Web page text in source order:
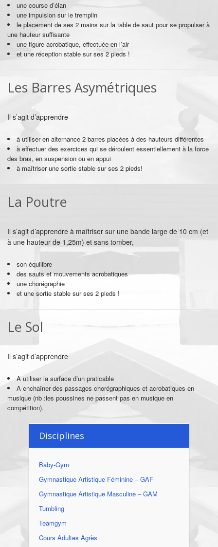
une course d’élan
une impulsion sur le tremplin
le placement de ses 2 mains sur la table de saut pour se propulser à
une hauteur suffisante
une figure acrobatique, effectuée en l’air
et une réception stable sur ses 2 pieds !
Les Barres Asymétriques
Il s’agit d’apprendre
à utiliser en alternance 2 barres placées à des hauteurs différentes
à effectuer des exercices qui se déroulent essentiellement à la force
des bras, en suspension ou en appui
à maîtriser une sortie stable sur ses 2 pieds!
La Poutre
Il s’agit d’apprendre à maîtriser sur une bande large de 10 cm (et
à une hauteur de 1,25m) et sans tomber,
son équilibre
des sauts et mouvements acrobatiques
une chorégraphie
et une sortie stable sur ses 2 pieds !
Le Sol
Il s’agit d’apprendre
A utiliser la surface d’un praticable
A enchaîner des passages chorégraphiques et acrobatiques en
musique (nb :les poussines ne passent pas en musique en
compétition).
Disciplines
Baby-Gym
Gymnastique Artistique Féminine – GAF
Gymnastique Artistique Masculine – GAM
Tumbling
Teamgym
Cours Adultes Agrès